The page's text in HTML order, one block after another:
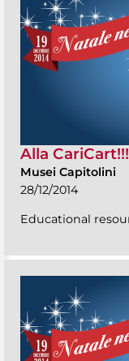
Alla
Musei Capitolini
28/12/2014
Educational